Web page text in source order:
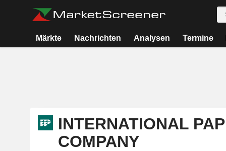
Märkte Nachrichten Analysen Termine
INTERNATIONAL
COMPANY